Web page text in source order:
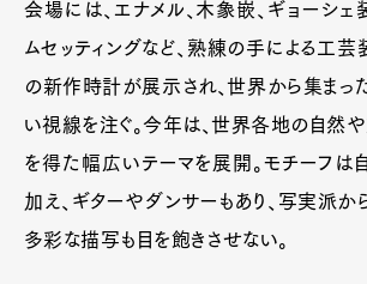
会場には、エナメル、木象嵌、ギョーシェ
ムセッティングなど、熟練の手による工
の新作時計が展示され、世界から集ま
い視線を注ぐ。今年は、世界各地の自然
を得た幅広いテーマを展開。モチーフは
加え、ギターやダンサーもあり、写実派か
多彩な描写も目を飽きさせない。